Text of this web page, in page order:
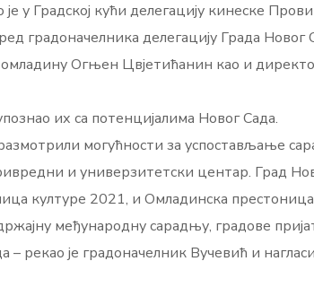
у Градској кући делегацију кинеске
градоначелника делегацију Града Новог
омладину Огњен Цвјетићанин као и
их са потенцијалима Новог Сада.
могућности за успостављање
и универзитетски центар. Град
културе 2021, и Омладинска
међународну сарадњу, градове
рекао је градоначелник Вучевић и